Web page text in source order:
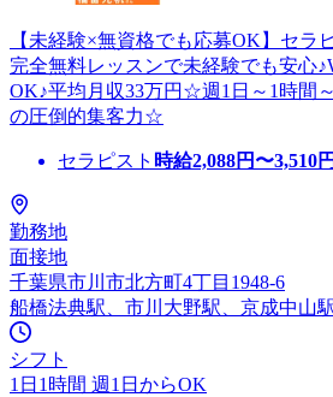
【未経験×無資格でも応募OK】セラ
完全無料レッスンで未経験でも安心
OK♪平均月収33万円☆週1日～1時間
の圧倒的集客力☆
セラピスト 時給2,088円〜3,510円
勤務地
面接地
千葉県市川市北方町4丁目1948-6
船橋法典駅、市川大野駅、京成中山
シフト
1日1時間 週1日からOK